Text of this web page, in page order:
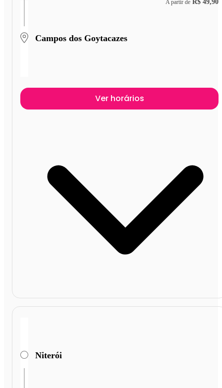
Campos dos Goytacazes
A partir de R$ 49,90
Ver horários
Niterói